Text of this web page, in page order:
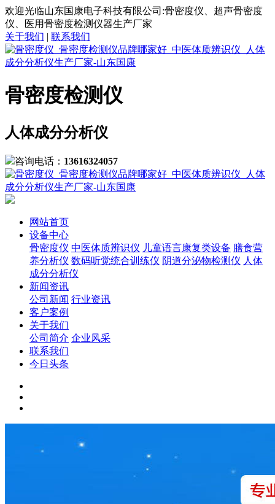
欢迎光临山东国康电子科技有限公司:骨密度仪、超声骨密度
仪、医用骨密度检测仪器生产厂家
关于我们 | 联系我们
骨密度检测仪
人体成分分析仪
咨询电话： 13616324057
网站首页
设备中心
骨密度仪 中医体质辨识仪 儿童语言康复类设备 膳食营
养分析仪 数码听觉统合训练仪 阴道分泌物检测仪 人体
成分分析仪
新闻资讯
公司新闻 行业资讯
客户案例
关于我们
公司简介 企业风采
联系我们
今日头条